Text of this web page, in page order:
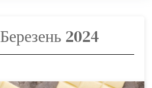
Березень 2024